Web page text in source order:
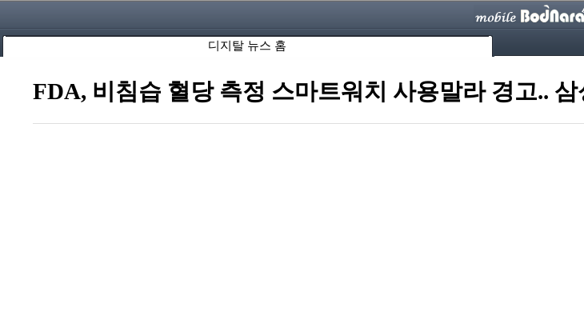
디지탈 뉴스 홈
FDA, 비침습 혈당 측정 스마트워치 사용말라 경고..